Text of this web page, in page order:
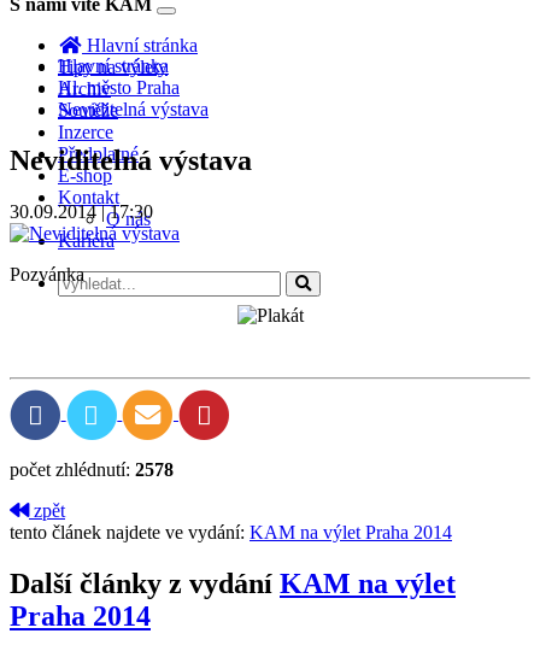
S námi víte KAM
Toggle
navigation
Hlavní stránka
Tipy na výlety
Archiv
Soutěže
Inzerce
Předplatné
E-shop
Kontakt
O nás
Kariéra
Hlavní stránka
Hl. město Praha
Neviditelná výstava
Neviditelná výstava
30.09.2014 | 17:30
Pozvánka
počet zhlédnutí: 2578
zpět
tento článek najdete ve vydání: KAM na výlet Praha 2014
Další články z vydání KAM na výlet
Praha 2014